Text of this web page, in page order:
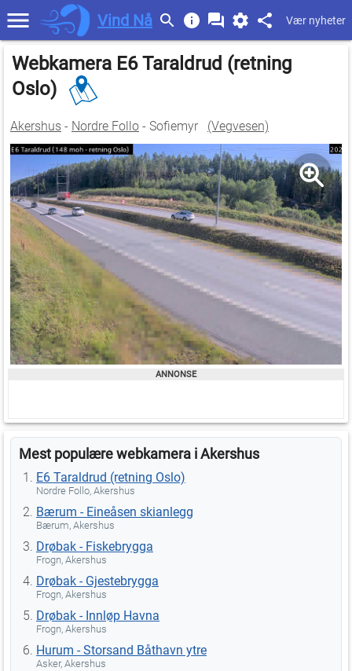
Vind Nå Vær nyheter
Webkamera E6 Taraldrud (retning
Oslo)
Akershus - Nordre Follo - Sofiemyr (Vegvesen)
Mest populære webkamera i Akershus
E6 Taraldrud (retning Oslo)
Nordre Follo, Akershus
Bærum - Eineåsen skianlegg
Bærum, Akershus
Drøbak - Fiskebrygga
Frogn, Akershus
Drøbak - Gjestebrygga
Frogn, Akershus
Drøbak - Innløp Havna
Frogn, Akershus
Hurum - Storsand Båthavn ytre
Asker, Akershus